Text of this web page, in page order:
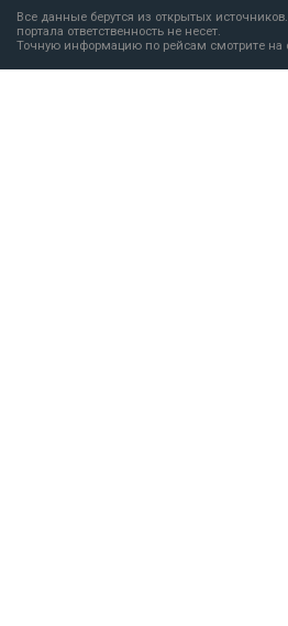
Все данные берутся из открытых
портала ответственность не несет.
Точную информацию по рейсам смотрите на